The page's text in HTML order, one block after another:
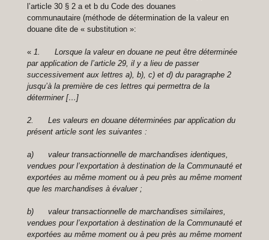
l’article 30 § 2 a et b du Code des douanes
communautaire (méthode de détermination de la valeur en
douane dite de « substitution »:
« 1. Lorsque la valeur en douane ne peut être déterminée
par application de l’article 29, il y a lieu de passer
successivement aux lettres a), b), c) et d) du paragraphe 2
jusqu’à la première de ces lettres qui permettra de la
déterminer […]
2. Les valeurs en douane déterminées par application du
présent article sont les suivantes :
a) valeur transactionnelle de marchandises identiques,
vendues pour l’exportation à destination de la Communauté et
exportées au même moment ou à peu près au même moment
que les marchandises à évaluer ;
b) valeur transactionnelle de marchandises similaires,
vendues pour l’exportation à destination de la Communauté et
exportées au même moment ou à peu près au même moment